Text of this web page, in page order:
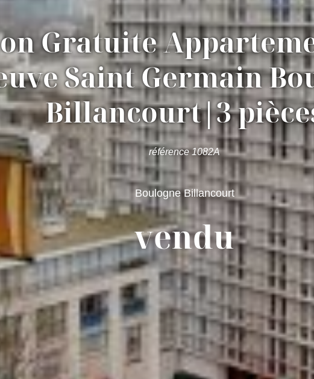
Gratuite
Saint Germain
Billancourt|3
référence 1082A
Boulogne Billancourt
vendu